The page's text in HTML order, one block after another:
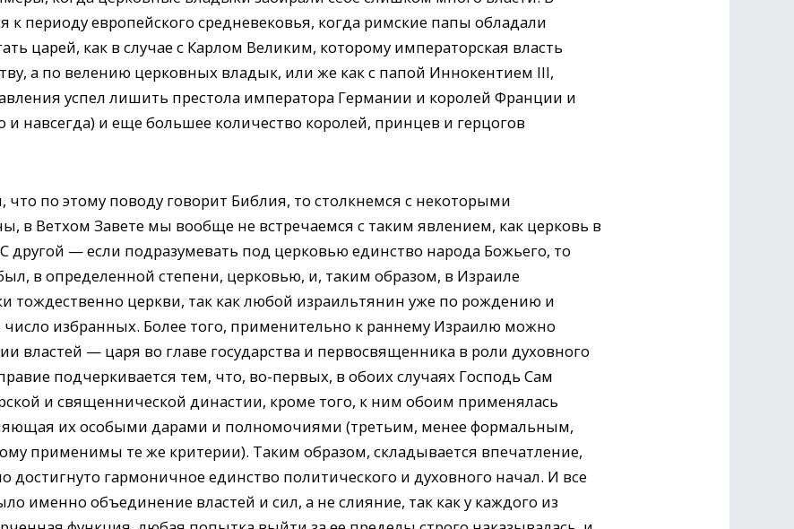
к периоду европейского средневековья, когда римские папы обладали
царей, как в случае с Карлом Великим, которому императорская власть
а по велению церковных владык, или же как с папой Иннокентием III,
успел лишить престола императора Германии и королей Франции и
и навсегда) и еще большее количество королей, принцев и герцогов
по этому поводу говорит Библия, то столкнемся с некоторыми
в Ветхом Завете мы вообще не встречаемся с таким явлением, как церковь в
— если подразумевать под церковью единство народа Божьего, то
в определенной степени, церковью, и, таким образом, в Израиле
тождественно церкви, так как любой израильтянин уже по рождению и
число избранных. Более того, применительно к раннему Израилю можно
властей — царя во главе государства и первосвященника в роли духовного
подчеркивается тем, что, во-первых, в обоих случаях Господь Сам
и священнической династии, кроме того, к ним обоим применялась
их особыми дарами и полномочиями (третьим, менее формальным,
применимы те же критерии). Таким образом, складывается впечатление,
достигнуто гармоничное единство политического и духовного начал. И все
именно объединение властей и сил, а не слияние, так как у каждого из